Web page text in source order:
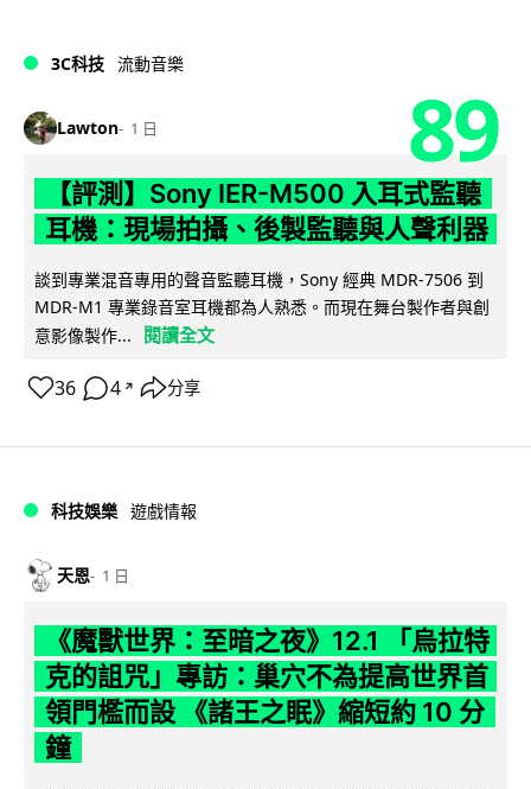
3C科技 流動音樂
Lawton 1 日 89
【評測】Sony IER-M500 入耳式監聽
耳機：現場拍攝、後製監聽與人聲利器
談到專業混音專用的聲音監聽耳機，Sony 經典 MDR-7506 到
MDR-M1 專業錄音室耳機都為人熟悉。而現在舞台製作者與創
意影像製作...
閱讀全文
36 4 ↗ 分享
科技娛樂 遊戲情報
天恩 1 日
《魔獸世界：至暗之夜》12.1 「烏拉特
克的詛咒」專訪：巢穴不為提高世界首
領門檻而設 《諸王之眠》縮短約 10 分
鐘